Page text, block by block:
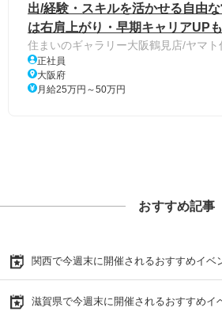
出/経験・スキルを活かせる自由
は右肩上がり・早期キャリアUP
住まいのギャラリー大阪鶴見店/ヤマト
正社員
大阪府
月給25万円～50万円
おすすめ記事
関西で今週末に開催されるおすすめイベ
滋賀県で今週末に開催されるおすすめイ